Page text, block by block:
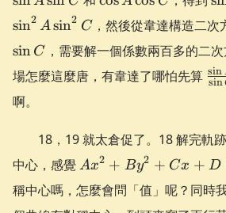
C
C
sin2 A sin2 C ，然後從韋達構造二
sin C ，需要解一個係數兩百多的二
場怎麼這麼唐，有韋達了哪怕先算
A}
sin
sin
啊。
18，19 就太倉促了。18 解完軌
中心，感覺 Ax^2
By^2
Ax2 + By2 + Cx + D
稱中心嗎，怎麼會問「值」呢？同時